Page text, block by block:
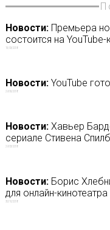
Новости:Премьера
состоится на
15/03/2018
Новости:YouTube
29/06/2018
Новости:Хавьер
сериале Стивена
29/03/2018
Новости:Борис
для онлайн-кинотеатра
30/10/2018